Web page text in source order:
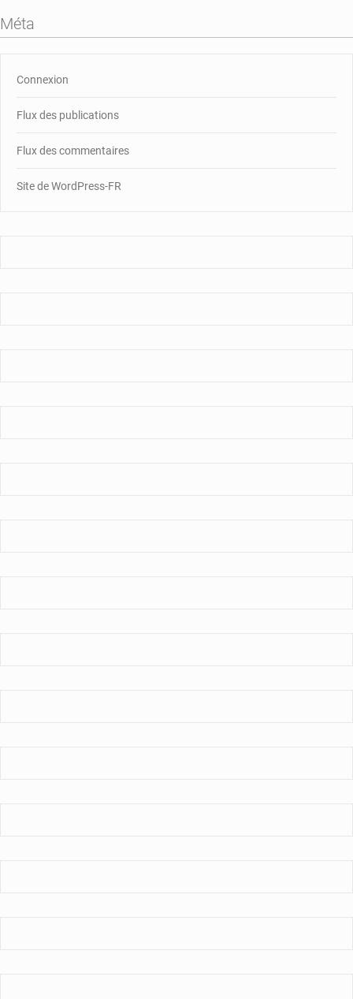
Méta
Connexion
Flux des publications
Flux des commentaires
Site de WordPress-FR